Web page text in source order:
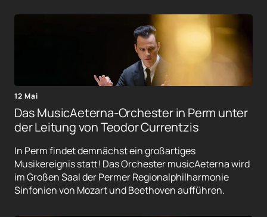
12 Mai
Das MusicAeterna-Orchester in Perm unter
der Leitung von Teodor Currentzis
In Perm findet demnächst ein großartiges
Musikereignis statt! Das Orchester musicAeterna wird
im Großen Saal der Permer Regionalphilharmonie
Sinfonien von Mozart und Beethoven aufführen.